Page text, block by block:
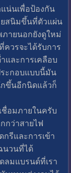
น่นเพื่อป้องกัน
ยสนิมขึ้นที่ตัวแผ่น
ภายนอกยังดูใหม่
วรจะได้รับการ
ละการเคลือบ
ะกอบแบบนี้มัน
ขึ้นอีกนิดแล้วก็
อมภายในครับ
กว่าสายไฟ
กรีและการเข้า
นวนที่ได้
ลมแบรนด์ที่เรา